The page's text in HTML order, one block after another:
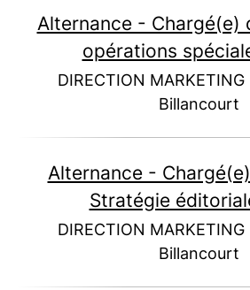
Alternance - Chargé(e)
opérations
DIRECTION MARKETING
Billancourt
Alternance -
Stratégie
DIRECTION MARKETING
Billancourt